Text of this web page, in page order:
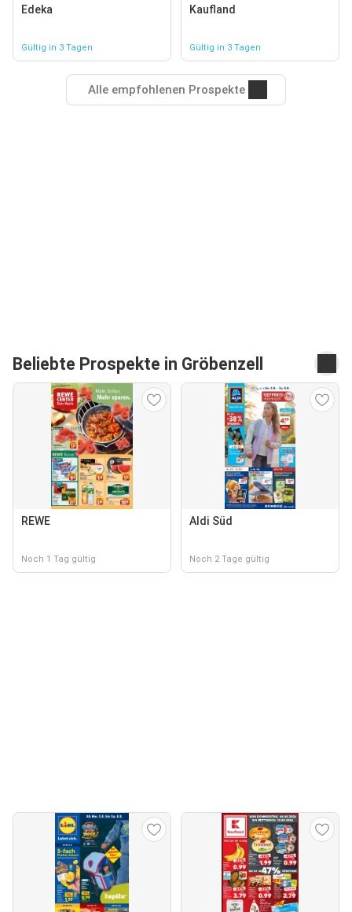
Edeka
Gültig in 3 Tagen
Kaufland
Gültig in 3 Tagen
Alle empfohlenen Prospekte
Beliebte Prospekte in Gröbenzell
REWE
Noch 1 Tag gültig
Aldi Süd
Noch 2 Tage gültig